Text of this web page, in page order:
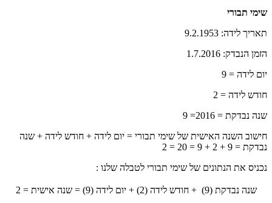
שימי תבורי
תאריך לידה: 9.2.1953
הזמן הנבדק: 1.7.2016
יום לידה = 9
חודש לידה = 2
שנה נבדקת = 2016= 9
חישוב השנה האישית של שימי תבורי = יום לידה + חודש לידה + שנה
נבדקת = 9 + 2 + 9 = 20 = 2
נכניס את הנתונים של שימי תבורי לטבלה שלנו :
שנה נבדקת (9) + חודש לידה (2) + יום לידה (9) = שנה אישית = 2